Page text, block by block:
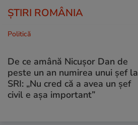
ȘTIRI ROMÂNIA
Politică
De ce amână Nicușor Dan de
peste un an numirea unui șef la
SRI: „Nu cred că a avea un şef
civil e așa important”